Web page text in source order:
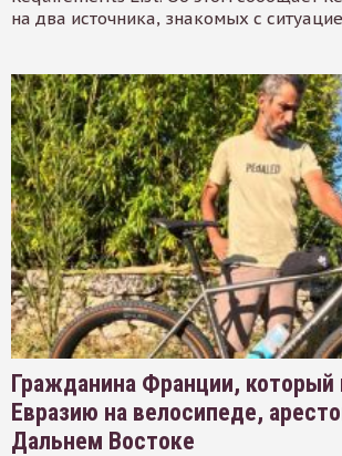
на два источника, знакомых с
Гражданина Франции, который
Евразию на велосипеде,
Дальнем Востоке